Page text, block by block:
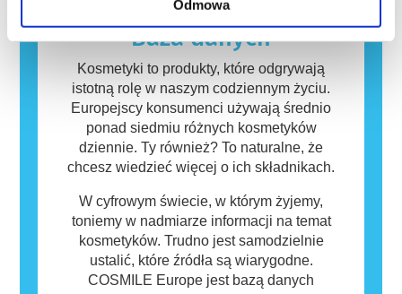
Odmowa
zagrożenia, w tym potencjalne zaburzenia
funkcjonowania układu hormonalnego.
Kosmetyki i produkty do pielęgnacji ciała
mogą zawierać składniki, które dla niektórych
osób mogą okazać się alergizujące. Nie
oznacza to jednak, że produkt nie jest
bezpieczny dla innych.
Baza danych
Kosmetyki to produkty, które odgrywają
istotną rolę w naszym codziennym życiu.
Europejscy konsumenci używają średnio
ponad siedmiu różnych kosmetyków
dziennie. Ty również? To naturalne, że
chcesz wiedzieć więcej o ich składnikach.
W cyfrowym świecie, w którym żyjemy,
toniemy w nadmiarze informacji na temat
kosmetyków. Trudno jest samodzielnie
ustalić, które źródła są wiarygodne.
COSMILE Europe jest bazą danych